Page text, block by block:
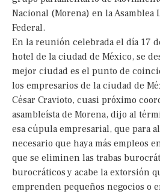
Nacional (Morena) en la
Federal.
En la reunión celebrada el día 17
hotel de la ciudad de México, se
mejor ciudad es el punto de
los empresarios de la ciudad de
César Cravioto, cuasi próximo
asambleísta de Morena, dijo al
esa cúpula empresarial, que para
necesario que haya más empleos
que se eliminen las trabas
burocráticos y acabe la extorsión
emprenden pequeños negocios o